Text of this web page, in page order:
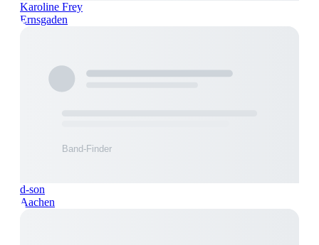
Karoline Frey
Ernsgaden
d-son
Aachen